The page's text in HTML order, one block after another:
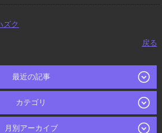
ズク
戻る
最近の記事
カテゴリ
月別アーカイブ